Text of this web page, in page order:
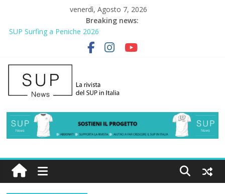
venerdì, Agosto 7, 2026
Breaking news:
SUP Surfing a Peniche 2026
AirSUP a Gallico: prima storica gara per Reggio Calabria
Gallico Paddle Fest 2026: sul lungomare di Gallico torna la festa
del SUP
Porto Selvaggio, a lezione di soccorso con la giornata della
prevenzione
2° Urban Sup Trophy: la regata solidale per lo IOR